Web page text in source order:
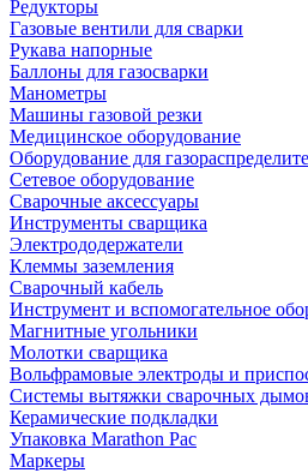
Редукторы
Газовые вентили для сварки
Рукава напорные
Баллоны для газосварки
Манометры
Машины газовой резки
Медицинское оборудование
Оборудование для
Сетевое оборудование
Сварочные аксессуары
Инструменты сварщика
Электрододержатели
Клеммы заземления
Сварочный кабель
Инструмент и вспомогательное
Магнитные угольники
Молотки сварщика
Вольфрамовые электроды и
Системы вытяжки сварочных
Керамические подкладки
Упаковка Marathon Pac
Маркеры